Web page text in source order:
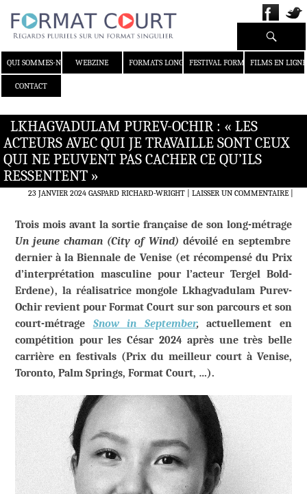
QUI SOMMES-NOUS ?WEBZINE FORMATS LONGS FESTIVAL FORMAT COURT
FILMS EN LIGNE
CONTACT
Recherche
LKHAGVADULAM PUREV-OCHIR : « LES
ACTEURS AVEC QUI JE TRAVAILLE SONT CEUX
QUI NE PEUVENT PAS CACHER CE QU’ILS
RESSENTENT »
23 JANVIER 2024 GASPARD RICHARD-WRIGHT LAISSER UN COMMENTAIRE|
Trois mois avant la sortie française de son long-métrage
Un jeune chaman (City of Wind) dévoilé en septembre
dernier à la Biennale de Venise (et récompensé du Prix
d’interprétation masculine pour l’acteur Tergel Bold-
Erdene), la réalisatrice mongole Lkhagvadulam Purev-
Ochir revient pour Format Court sur son parcours et son
court-métrage Snow in September,actuellement en
compétition pour les César 2024 après une très belle
carrière en festivals (Prix du meilleur court à Venise,
Toronto, Palm Springs, Format Court, …).